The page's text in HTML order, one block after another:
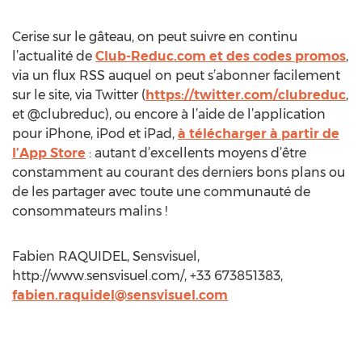
Cerise sur le gâteau, on peut suivre en continu
l’actualité de Club-Reduc.com et des codes promos,
via un flux RSS auquel on peut s’abonner facilement
sur le site, via Twitter (https://twitter.com/clubreduc,
et @clubreduc), ou encore à l’aide de l’application
pour iPhone, iPod et iPad, à télécharger à partir de
l’App Store : autant d’excellents moyens d’être
constamment au courant des derniers bons plans ou
de les partager avec toute une communauté de
consommateurs malins !
Fabien RAQUIDEL, Sensvisuel,
http://www.sensvisuel.com/, +33 673851383,
fabien.raquidel@sensvisuel.com